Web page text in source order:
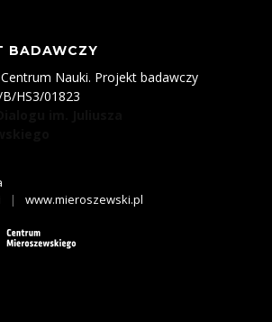
BADAWCZY
Nauki. Projekt badawczy
HS3/01823
| www.mieroszewski.pl